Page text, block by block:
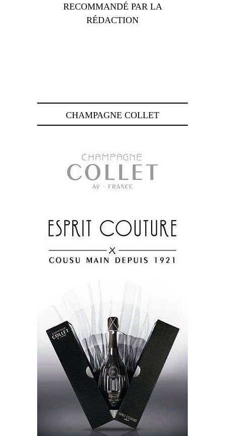
RECOMMANDÉ PAR LA
RÉDACTION
CHAMPAGNE COLLET